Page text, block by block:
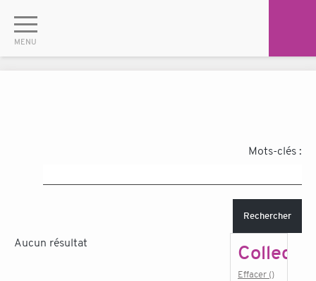
Mots-clés :
Rechercher
Aucun résultat
Effacer ()